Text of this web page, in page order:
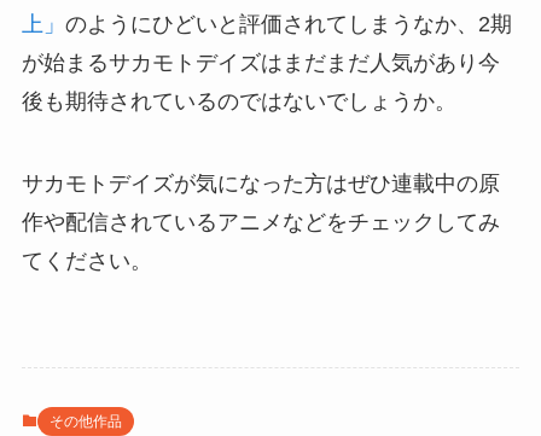
上」 のようにひどいと評価されてしまうなか、2期
が始まるサカモトデイズはまだまだ人気があり今
後も期待されているのではないでしょうか。
サカモトデイズが気になった方はぜひ連載中の原
作や配信されているアニメなどをチェックしてみ
てください。
その他作品